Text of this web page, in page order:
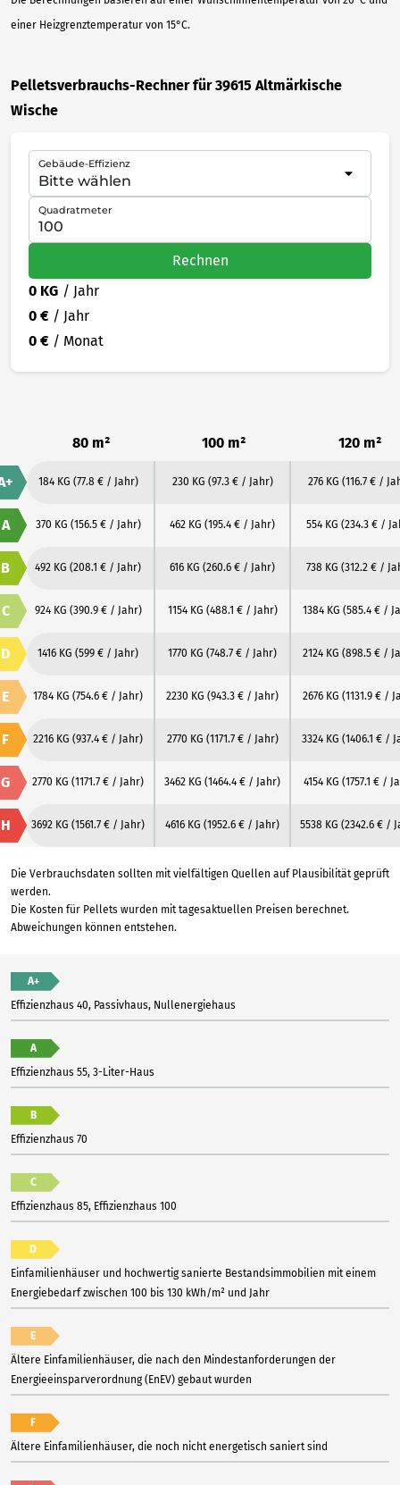
einer Heizgrenztemperatur von 15°C.
Pelletsverbrauchs-Rechner für 39615 Altmärkische
Wische
Gebäude-Effizienz
Quadratmeter
Rechnen
0 KG / Jahr
0 € / Jahr
0 € / Monat
80 m² 100 m² 120 m²
184 KG (77.8 € / Jahr) 230 KG (97.3 € / Jahr) 276 KG (116.7 € /
A 370 KG (156.5 € / Jahr) 462 KG (195.4 € / Jahr) 554 KG (234.3 € /
B 492 KG (208.1 € / Jahr) 616 KG (260.6 € / Jahr) 738 KG (312.2 € /
C 924 KG (390.9 € / Jahr) 1154 KG (488.1 € / Jahr) 1384 KG (585.4 € /
D 1416 KG (599 € / Jahr) 1770 KG (748.7 € / Jahr) 2124 KG (898.5 € /
E 1784 KG (754.6 € / Jahr) 2230 KG (943.3 € / Jahr) 2676 KG (1131.9 € /
F 2216 KG (937.4 € / Jahr) 2770 KG (1171.7 € / Jahr) 3324 KG (1406.1 € /
G 2770 KG (1171.7 € / Jahr) 3462 KG (1464.4 € / Jahr) 4154 KG (1757.1 € /
H 3692 KG (1561.7 € / Jahr) 4616 KG (1952.6 € / Jahr) 5538 KG (2342.6 € /
Die Verbrauchsdaten sollten mit vielfältigen Quellen auf Plausibilität geprüft
werden.
Die Kosten für Pellets wurden mit tagesaktuellen Preisen berechnet.
Abweichungen können entstehen.
A+
Effizienzhaus 40, Passivhaus, Nullenergiehaus
A
Effizienzhaus 55, 3-Liter-Haus
B
Effizienzhaus 70
C
Effizienzhaus 85, Effizienzhaus 100
D
Einfamilienhäuser und hochwertig sanierte Bestandsimmobilien mit einem
Energiebedarf zwischen 100 bis 130 kWh/m² und Jahr
E
Ältere Einfamilienhäuser, die nach den Mindestanforderungen der
Energieeinsparverordnung (EnEV) gebaut wurden
F
Ältere Einfamilienhäuser, die noch nicht energetisch saniert sind